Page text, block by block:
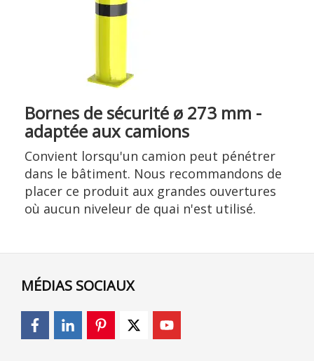
Bornes de sécurité ø 273 mm -
adaptée aux camions
Convient lorsqu'un camion peut pénétrer
dans le bâtiment. Nous recommandons de
placer ce produit aux grandes ouvertures
où aucun niveleur de quai n'est utilisé.
MÉDIAS SOCIAUX